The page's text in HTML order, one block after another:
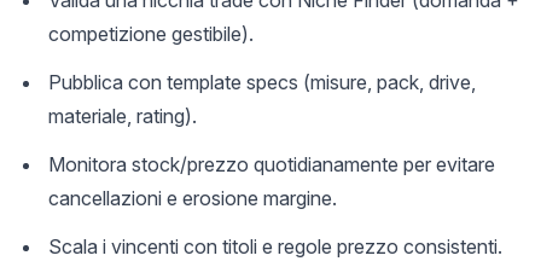
competizione gestibile).
Pubblica con template specs (misure, pack, drive,
materiale, rating).
Monitora stock/prezzo quotidianamente per evitare
cancellazioni e erosione margine.
Scala i vincenti con titoli e regole prezzo consistenti.